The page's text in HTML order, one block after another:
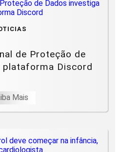
de Proteção de
plataforma Discord
Mais